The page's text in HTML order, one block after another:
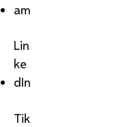
am
Lin
ke
dIn
Tik